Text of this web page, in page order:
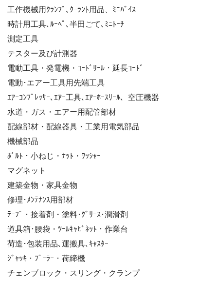
工作機械用ｸﾗﾝﾌﾟ､ｸｰﾗﾝﾄ用品、ﾐﾆﾊﾞｲｽ
時計用工具､ﾙｰﾍﾟ､半田ごて､ﾐﾆﾄｰﾁ
測定工具
テスター及び計測器
電動工具・発電機・ｺｰﾄﾞﾘｰﾙ・延長ｺｰﾄﾞ
電動･エアー工具用先端工具
ｴｱｰｺﾝﾌﾟﾚｯｻｰ､ｴｱｰ工具､ｴｱｰﾎｰｽﾘｰﾙ、空圧機器
水道・ガス・エアー用配管部材
配線部材・配線器具・工業用電気部品
機械部品
ﾎﾞﾙﾄ・小ねじ・ﾅｯﾄ・ﾜｯｼｬｰ
マグネット
建築金物・家具金物
修理･ﾒﾝﾃﾅﾝｽ用部材
ﾃｰﾌﾟ・接着剤・塗料･ｸﾞﾘｰｽ･潤滑剤
道具箱･腰袋・ﾂｰﾙｷｬﾋﾞﾈｯﾄ・作業台
荷造･包装用品､運搬具､ｷｬｽﾀｰ
ｼﾞｬｯｷ・ﾌﾟｰﾗｰ・荷締機
チェンブロック・スリング・クランプ